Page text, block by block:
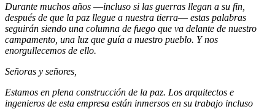
Durante muchos años —incluso si las guerras llegan a su fin,
después de que la paz llegue a nuestra tierra— estas palabras
seguirán siendo una columna de fuego que va delante de nuestro
campamento, una luz que guía a nuestro pueblo. Y nos
enorgullecemos de ello.
Señoras y señores,
Estamos en plena construcción de la paz. Los arquitectos e
ingenieros de esta empresa están inmersos en su trabajo incluso